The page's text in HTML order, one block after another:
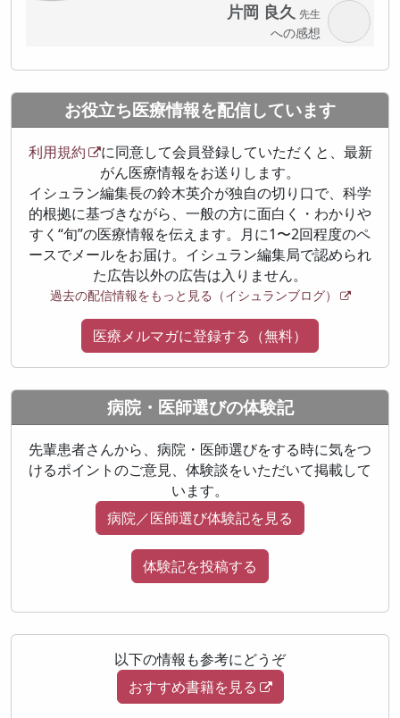
片岡 良久 先生
への感想
お役立ち医療情報を配信しています
利用規約
に同意して会員登録していただくと、最新
がん医療情報をお送りします。
イシュラン編集長の鈴木英介が独自の切り口で、科学
的根拠に基づきながら、一般の方に面白く・わかりや
すく“旬”の医療情報を伝えます。月に1〜2回程度のペ
ースでメールをお届け。イシュラン編集局で認められ
た広告以外の広告は入りません。
過去の配信情報をもっと見る（イシュランブログ）
医療メルマガに登録する（無料）
病院・医師選びの体験記
先輩患者さんから、病院・医師選びをする時に気をつ
けるポイントのご意見、体験談をいただいて掲載して
います。
病院／医師選び体験記を見る
体験記を投稿する
以下の情報も参考にどうぞ
おすすめ書籍を見る